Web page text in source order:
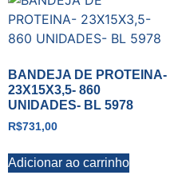
BANDEJA DE PROTEINA-
23X15X3,5- 860
UNIDADES- BL 5978
R$731,00
Adicionar ao carrinho